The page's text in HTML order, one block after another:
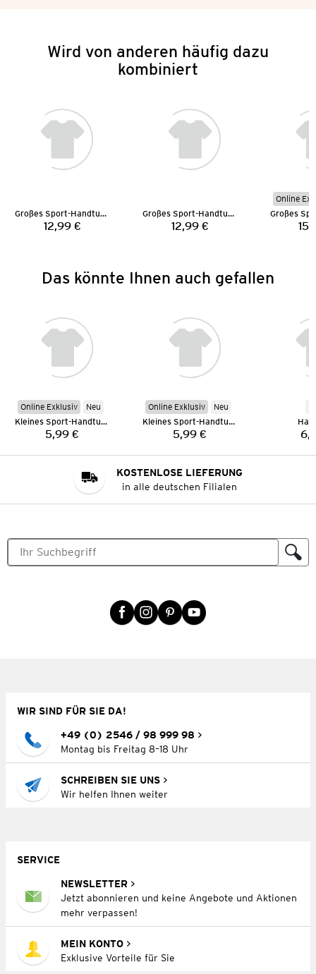
Wird von anderen häufig dazu
kombiniert
Großes Sport-Handtuch
Preis:
12,99 €
Großes Sport-Handtuch
Preis:
12,99 €
Online
Das könnte Ihnen auch gefallen
Online Exklusiv
Neu
Kleines Sport-Handtuch
Preis:
5,99 €
Online Exklusiv
Neu
Kleines Sport-Handtuch
Preis:
5,99 €
KOSTENLOSE LIEFERUNG
in alle deutschen Filialen
WIR SIND FÜR SIE DA!
+49 (0) 2546 / 98 999 98
Montag bis Freitag 8–18 Uhr
SCHREIBEN SIE UNS
Wir helfen Ihnen weiter
SERVICE
NEWSLETTER
Jetzt abonnieren und keine Angebote und Aktionen
mehr verpassen!
MEIN KONTO
Exklusive Vorteile für Sie